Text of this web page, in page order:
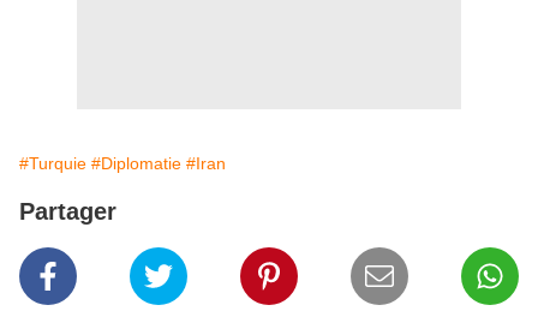
#Turquie #Diplomatie #Iran
Partager